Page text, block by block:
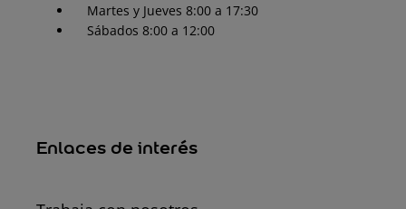
Martes y Jueves 8:00 a 17:30
Sábados 8:00 a 12:00
Enlaces de interés